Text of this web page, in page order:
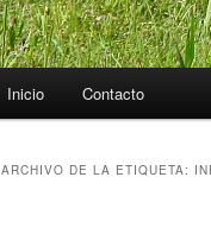
Inicio Contacto
ARCHIVO DE LA ETIQUETA: